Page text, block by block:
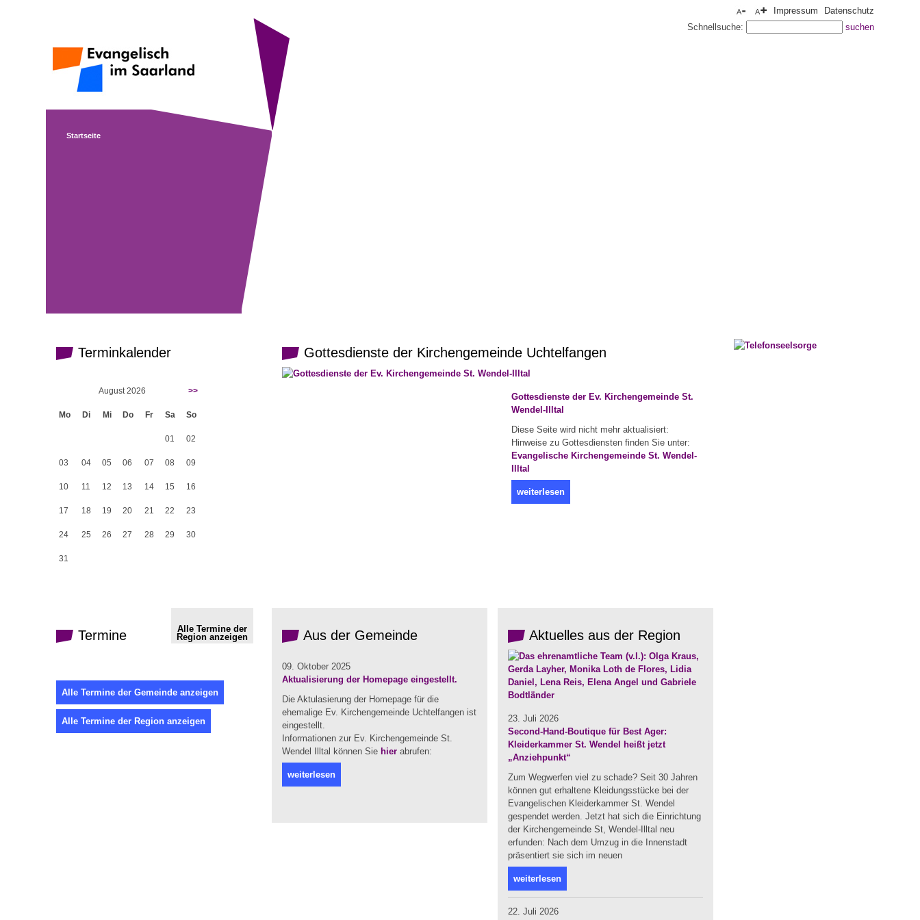
Startseite
Impressum
Datenschutz
Schnellsuche:
Terminkalender
August 2026 >>
Mo Di Mi Do Fr Sa So
01 02
03 04 05 06 07 08 09
10 11 12 13 14 15 16
17 18 19 20 21 22 23
24 25 26 27 28 29 30
31
Gottesdienste der Kirchengemeinde Uchtelfangen
Gottesdienste der Ev. Kirchengemeinde St.
Wendel-Illtal
Diese Seite wird nicht mehr aktualisiert:
Hinweise zu Gottesdiensten finden Sie unter:
Evangelische Kirchengemeinde St. Wendel-
Illtal
weiterlesen
Termine
Alle Termine der
Region anzeigen
Alle Termine der Gemeinde anzeigen
Alle Termine der Region anzeigen
Aus der Gemeinde
09. Oktober 2025
Aktualisierung der Homepage eingestellt.
Die Aktulasierung der Homepage für die
ehemalige Ev. Kirchengemeinde Uchtelfangen ist
eingestellt.
Informationen zur Ev. Kirchengemeinde St.
Wendel Illtal können Sie hier abrufen:
weiterlesen
Aktuelles aus der Region
23. Juli 2026
Second-Hand-Boutique für Best Ager:
Kleiderkammer St. Wendel heißt jetzt
„Anziehpunkt“
Zum Wegwerfen viel zu schade? Seit 30 Jahren
können gut erhaltene Kleidungsstücke bei der
Evangelischen Kleiderkammer St. Wendel
gespendet werden. Jetzt hat sich die Einrichtung
der Kirchengemeinde St, Wendel-Illtal neu
erfunden: Nach dem Umzug in die Innenstadt
präsentiert sie sich im neuen
weiterlesen
22. Juli 2026